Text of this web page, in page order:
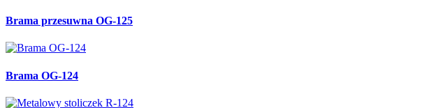
Brama przesuwna OG-125
Brama OG-124